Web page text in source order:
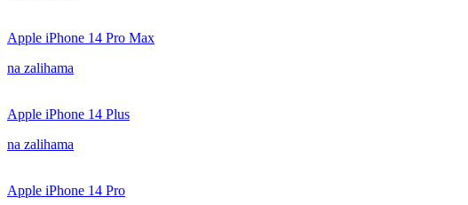
Apple iPhone 14 Pro Max
na zalihama
Apple iPhone 14 Plus
na zalihama
Apple iPhone 14 Pro